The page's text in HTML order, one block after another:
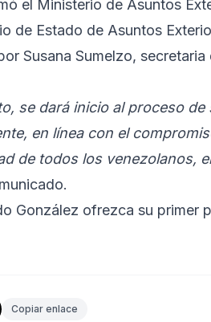
el Ministerio de Asuntos
de Estado de Asuntos
Susana Sumelzo,
se dará inicio al proceso
en línea con el
de todos los venezolanos,
González ofrezca su primer
Copiar enlace